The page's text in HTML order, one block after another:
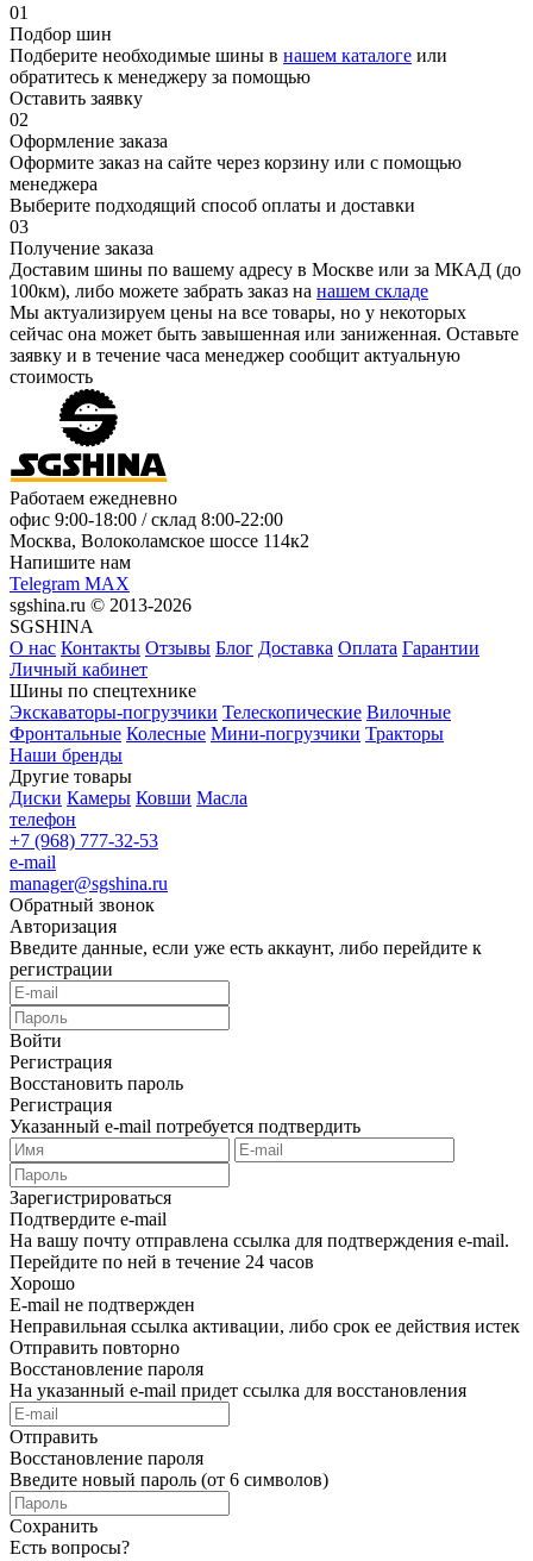
01
Подбор шин
Подберите необходимые шины в нашем каталоге или
обратитесь к менеджеру за помощью
Оставить заявку
02
Оформление заказа
Оформите заказ на сайте через корзину или с помощью
менеджера
Выберите подходящий способ оплаты и доставки
03
Получение заказа
Доставим шины по вашему адресу в Москве или за МКАД (до
100км), либо можете забрать заказ на нашем складе
Мы актуализируем цены на все товары, но у некоторых
сейчас она может быть завышенная или заниженная. Оставьте
заявку и в течение часа менеджер сообщит актуальную
стоимость
Работаем ежедневно
офис 9:00-18:00 / склад 8:00-22:00
Москва, Волоколамское шоссе 114к2
Напишите нам
Telegram MAX
sgshina.ru © 2013-2026
SGSHINA
О нас Контакты Отзывы Блог Доставка Оплата Гарантии
Личный кабинет
Шины по спецтехнике
Экскаваторы-погрузчики Телескопические Вилочные
Фронтальные Колесные Мини-погрузчики Тракторы
Наши бренды
Другие товары
Диски Камеры Ковши Масла
телефон
+7 (968) 777-32-53
e-mail
manager@sgshina.ru
Обратный звонок
Авторизация
Введите данные, если уже есть аккаунт, либо перейдите к
регистрации
Войти
Регистрация
Восстановить пароль
Регистрация
Указанный e-mail потребуется подтвердить
Зарегистрироваться
Подтвердите e-mail
На вашу почту отправлена ссылка для подтверждения e-mail.
Перейдите по ней в течение 24 часов
Хорошо
E-mail не подтвержден
Неправильная ссылка активации, либо срок ее действия истек
Отправить повторно
Восстановление пароля
На указанный e-mail придет ссылка для восстановления
Отправить
Восстановление пароля
Введите новый пароль (от 6 символов)
Сохранить
Есть вопросы?